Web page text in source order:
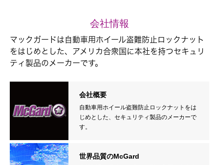
会社情報
マックガードは自動車用ホイール盗難防止ロックナット
をはじめとした、アメリカ合衆国に本社を持つセキュリ
ティ製品のメーカーです。
会社概要
自動車用ホイール盗難防止ロックナットをは
じめとした、セキュリティ製品のメーカーで
す。
世界品質のMcGard